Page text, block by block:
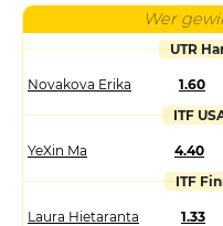
Wer
UTR
Novakova Erika 1.60
ITF
YeXin Ma 4.40
ITF
Laura Hietaranta 1.33